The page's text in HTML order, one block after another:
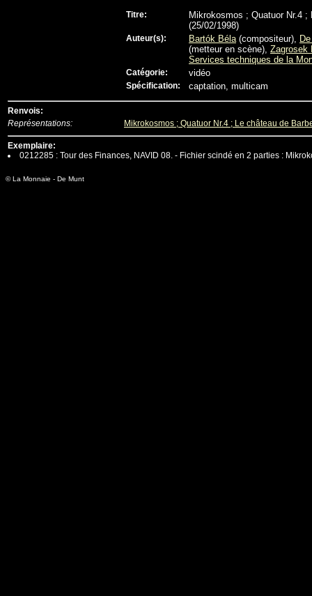
Titre:
Mikrokosmos ; Quatuor Nr.4 ;
(25/02/1998)
Auteur(s): Bartók Béla(compositeur),
(metteur en scène), Zagrosek
Services techniques de la
Catégorie: vidéo
Spécification: captation, multicam
Renvois:
Représentations:
Mikrokosmos ; Quatuor Nr.4 ; Le château de
Exemplaire:
0212285 : Tour des Finances, NAVID 08. - Fichier scindé en 2 parties :
© La Monnaie - De Munt